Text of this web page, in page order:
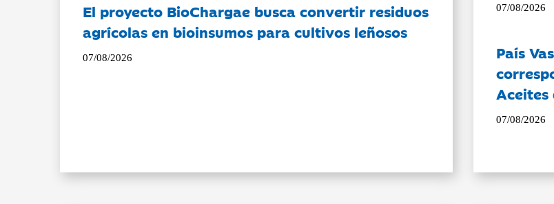
El proyecto BioChargae busca convertir residuos
agrícolas en bioinsumos para cultivos leñosos
07/08/2026
07/08/2026
País
Aceites
07/08/2026